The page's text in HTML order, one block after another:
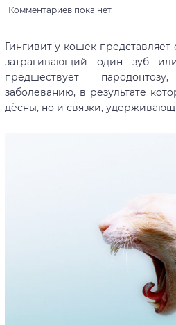
Комментариев пока нет
Гингивит у кошек
затрагивающий один зуб
предшествует
заболеванию, в результате
дёсны, но и связки,